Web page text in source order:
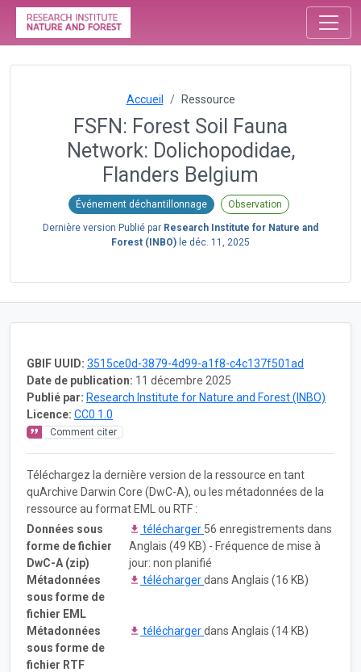
Accueil Ressource
FSFN: Forest Soil Fauna
Network: Dolichopodidae,
Flanders Belgium
Événement déchantillonnage Observation
Dernière version Publié par Research Institute for Nature and
Forest (INBO) le déc. 11, 2025
GBIF UUID: 3515ce0d-3879-4d99-a1f8-c4c137f501ad
Date de publication: 11 décembre 2025
Publié par: Research Institute for Nature and Forest (INBO)
Licence: CC0 1.0
Comment citer
Téléchargez la dernière version de la ressource en tant
quArchive Darwin Core (DwC-A), ou les métadonnées de la
ressource au format EML ou RTF :
Données sous
forme de fichier
DwC-A (zip)
télécharger 56 enregistrements dans
Anglais (49 KB) - Fréquence de mise à
jour: non planifié
Métadonnées
sous forme de
fichier EML
téléchargerdans Anglais (16 KB)
Métadonnées
sous forme de
fichier RTF
téléchargerdans Anglais (14 KB)